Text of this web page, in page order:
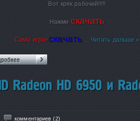
Вот кряк рабочий!!!!!
Нажми скачать
Сама игра-скачать ... Читать дальше »
комментариев (2)